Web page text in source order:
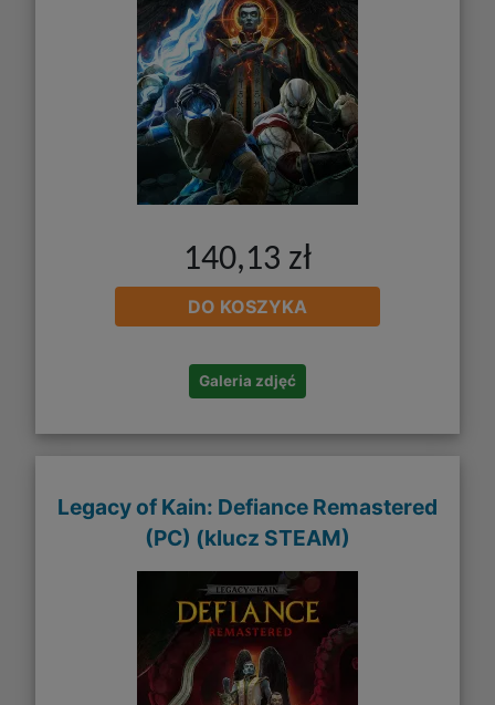
140,13 zł
DO KOSZYKA
Galeria zdjęć
Legacy of Kain: Defiance Remastered
(PC) (klucz STEAM)